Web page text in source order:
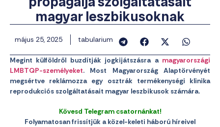
magyar leszbikusoknak
május 25, 2025 tabularium
Megint külföldről buzdítják jogkijátszásra a magyarországi
LMBTQP-személyeket. Most Magyarország Alaptörvényét
megsértve reklámozza egy osztrák termékenységi klinika
reprodukciós szolgáltatásait magyar leszbikusok számára.
Kövesd Telegram csatornánkat!
Folyamatosan frissítjük a közel-keleti háború híreivel